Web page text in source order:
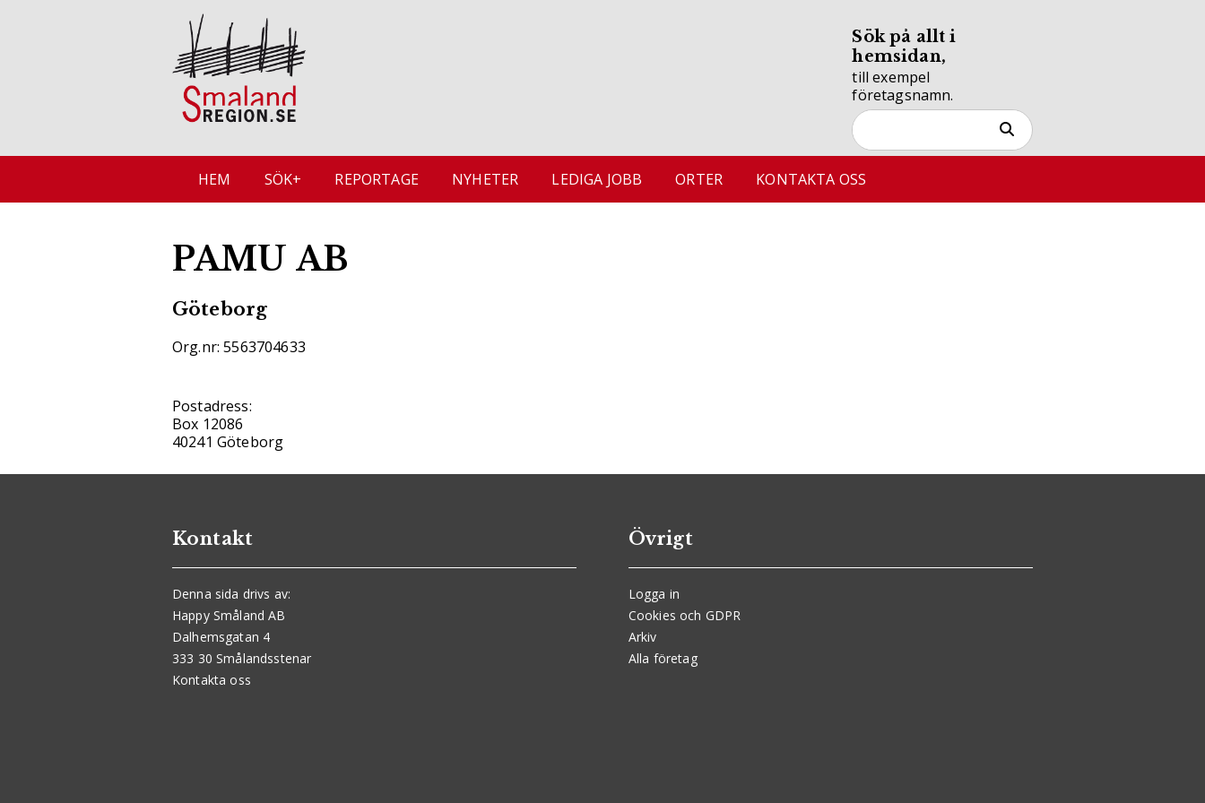
Sök på allt i
hemsidan,
till exempel
företagsnamn.
HEM SÖK+ REPORTAGE NYHETER LEDIGA JOBB ORTER KONTAKTA OSS
PAMU AB
Göteborg
Org.nr: 5563704633
Postadress:
Box 12086
40241 Göteborg
Kontakt
Denna sida drivs av:
Happy Småland AB
Dalhemsgatan 4
333 30 Smålandsstenar
Kontakta oss
Övrigt
Logga in
Cookies och GDPR
Arkiv
Alla företag